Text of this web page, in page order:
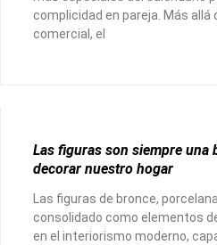
complicidad en pareja. Más allá
comercial, el
Las figuras son siempre una
decorar nuestro hogar
Las figuras de bronce,
consolidado como elementos
en el interiorismo moderno,